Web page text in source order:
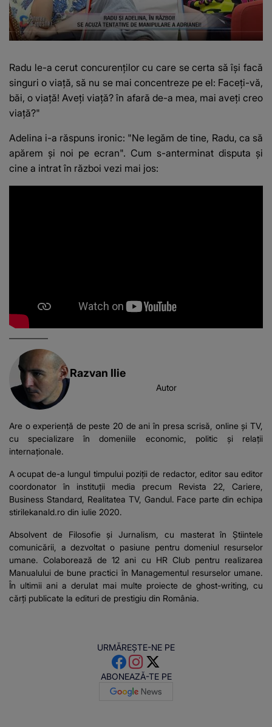
Radu le-a cerut concurenților cu care se certa să își facă
singuri o viață, să nu se mai concentreze pe el: Faceți-vă,
băi, o viață! Aveți viață? în afară de-a mea, mai aveți creo
viață?"
Adelina i-a răspuns ironic: "Ne legăm de tine, Radu, ca să
apărem și noi pe ecran". Cum s-anterminat disputa și
cine a intrat în război vezi mai jos:
Razvan Ilie
Autor
Are o experiență de peste 20 de ani în presa scrisă, online și TV,
cu specializare în domeniile economic, politic și relații
internaționale.
A ocupat de-a lungul timpului poziții de redactor, editor sau editor
coordonator în instituții media precum Revista 22, Cariere,
Business Standard, Realitatea TV, Gandul. Face parte din echipa
stirilekanald.ro din iulie 2020.
Absolvent de Filosofie și Jurnalism, cu masterat în Știintele
comunicării, a dezvoltat o pasiune pentru domeniul resurselor
umane. Colaborează de 12 ani cu HR Club pentru realizarea
Manualului de bune practici în Managementul resurselor umane.
În ultimii ani a derulat mai multe proiecte de ghost-writing, cu
cărți publicate la edituri de prestigiu din România.
URMĂREȘTE-NE PE
ABONEAZĂ-TE PE